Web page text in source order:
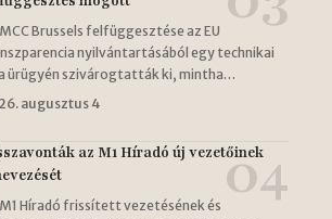
Brussels felfüggesztése az EU
nyilvántartásából egy technikai
ürügyén szivárogtatták ki, mintha…
augusztus 4
az M1 Híradó új vezetőinek
Híradó frissített vezetésének és